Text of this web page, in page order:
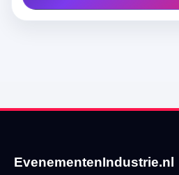
EvenementenIndustrie.nl